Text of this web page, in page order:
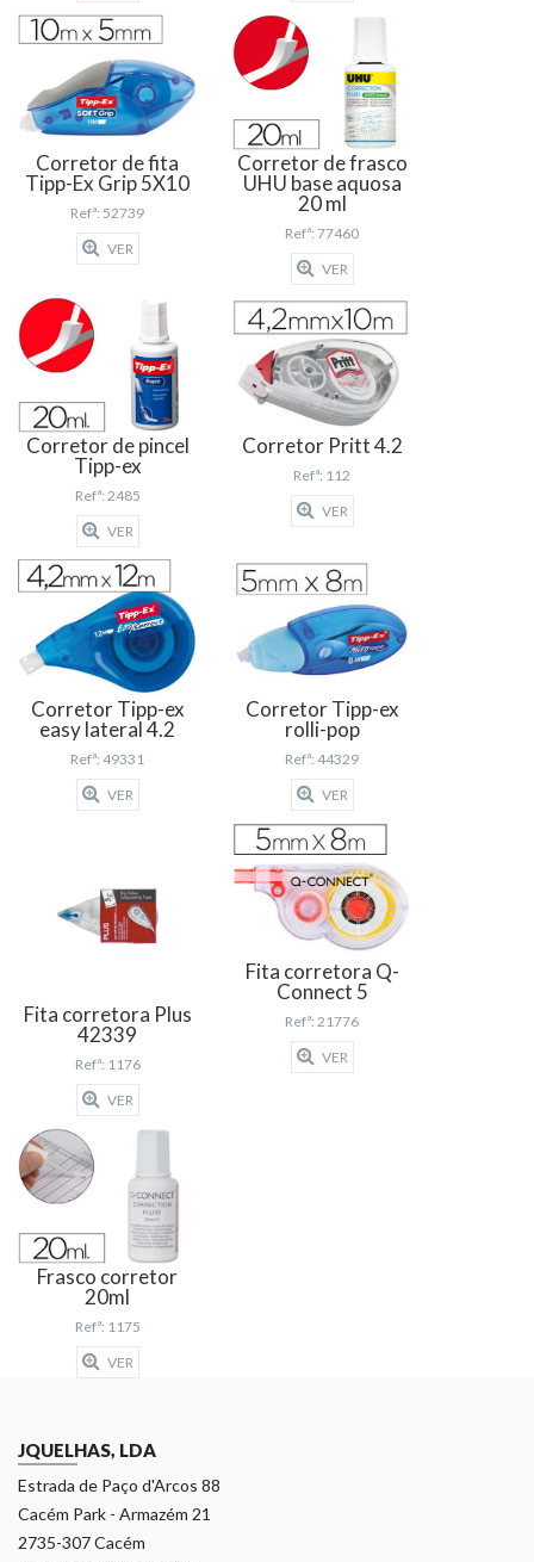
Corretor de fita
Tipp-Ex Grip 5X10
Refª: 52739
VER
Corretor de frasco
UHU base aquosa
20 ml
Refª: 77460
VER
Corretor de pincel
Tipp-ex
Refª: 2485
VER
Corretor Pritt 4.2
Refª: 112
VER
Corretor Tipp-ex
easy lateral 4.2
Refª: 49331
VER
Corretor Tipp-ex
rolli-pop
Refª: 44329
VER
Fita corretora Plus
42339
Refª: 1176
VER
Fita corretora Q-
Connect 5
Refª: 21776
VER
Frasco corretor
20ml
Refª: 1175
VER
JQUELHAS, LDA
Estrada de Paço d'Arcos 88
Cacém Park - Armazém 21
2735-307 Cacém